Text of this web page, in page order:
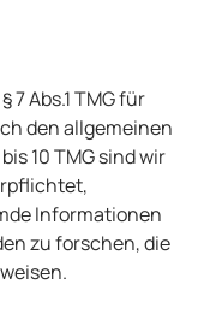
Abs.1 TMG für
den allgemeinen
10 TMG sind wir
Informationen
zu forschen, die